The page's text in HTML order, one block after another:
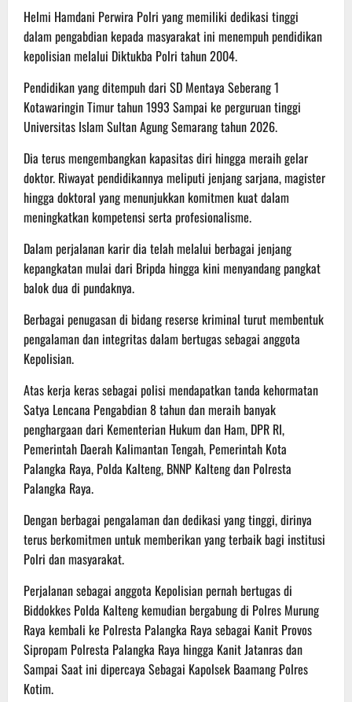
Helmi Hamdani Perwira Polri yang memiliki dedikasi tinggi
dalam pengabdian kepada masyarakat ini menempuh pendidikan
kepolisian melalui Diktukba Polri tahun 2004.
Pendidikan yang ditempuh dari SD Mentaya Seberang 1
Kotawaringin Timur tahun 1993 Sampai ke perguruan tinggi
Universitas Islam Sultan Agung Semarang tahun 2026.
Dia terus mengembangkan kapasitas diri hingga meraih gelar
doktor. Riwayat pendidikannya meliputi jenjang sarjana, magister
hingga doktoral yang menunjukkan komitmen kuat dalam
meningkatkan kompetensi serta profesionalisme.
Dalam perjalanan karir dia telah melalui berbagai jenjang
kepangkatan mulai dari Bripda hingga kini menyandang pangkat
balok dua di pundaknya.
Berbagai penugasan di bidang reserse kriminal turut membentuk
pengalaman dan integritas dalam bertugas sebagai anggota
Kepolisian.
Atas kerja keras sebagai polisi mendapatkan tanda kehormatan
Satya Lencana Pengabdian 8 tahun dan meraih banyak
penghargaan dari Kementerian Hukum dan Ham, DPR RI,
Pemerintah Daerah Kalimantan Tengah, Pemerintah Kota
Palangka Raya, Polda Kalteng, BNNP Kalteng dan Polresta
Palangka Raya.
Dengan berbagai pengalaman dan dedikasi yang tinggi, dirinya
terus berkomitmen untuk memberikan yang terbaik bagi institusi
Polri dan masyarakat.
Perjalanan sebagai anggota Kepolisian pernah bertugas di
Biddokkes Polda Kalteng kemudian bergabung di Polres Murung
Raya kembali ke Polresta Palangka Raya sebagai Kanit Provos
Sipropam Polresta Palangka Raya hingga Kanit Jatanras dan
Sampai Saat ini dipercaya Sebagai Kapolsek Baamang Polres
Kotim.